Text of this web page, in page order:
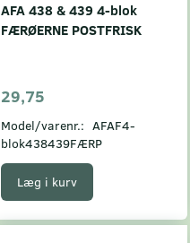
AFA 438 & 439 4-blok
FÆRØERNE POSTFRISK
29,75
Model/varenr.: AFAF4-
blok438439FÆRP
Læg i kurv